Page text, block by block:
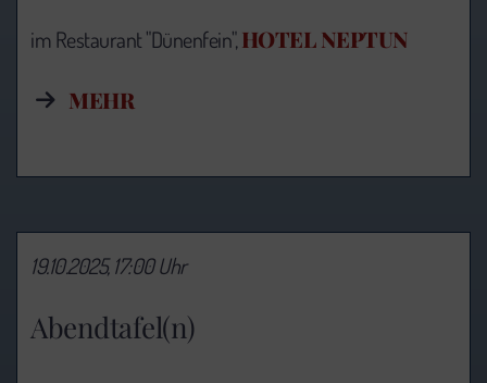
im Restaurant "Dünenfein",HOTEL NEPTUN
MEHR
Abendtafel(n)
19.10.2025, 17:00 Uhr